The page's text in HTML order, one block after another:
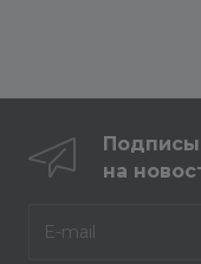
на